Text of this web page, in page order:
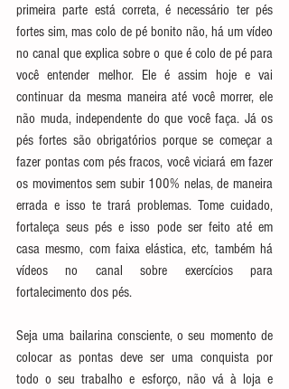
primeira parte está correta, é necessário ter pés
fortes sim, mas colo de pé bonito não, há um vídeo
no canal que explica sobre o que é colo de pé para
você entender melhor. Ele é assim hoje e vai
continuar da mesma maneira até você morrer, ele
não muda, independente do que você faça. Já os
pés fortes são obrigatórios porque se começar a
fazer pontas com pés fracos, você viciará em fazer
os movimentos sem subir 100% nelas, de maneira
errada e isso te trará problemas. Tome cuidado,
fortaleça seus pés e isso pode ser feito até em
casa mesmo, com faixa elástica, etc, também há
vídeos no canal sobre exercícios para
fortalecimento dos pés.
Seja uma bailarina consciente, o seu momento de
colocar as pontas deve ser uma conquista por
todo o seu trabalho e esforço, não vá à loja e